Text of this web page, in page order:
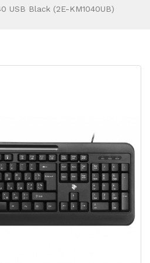
USB Black (2E-KM1040UB)